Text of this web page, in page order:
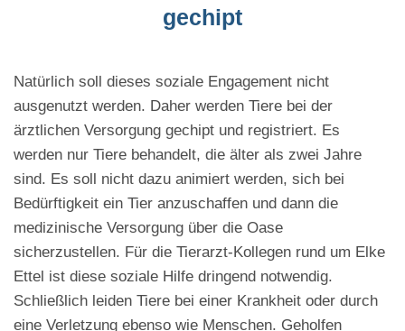
gechipt
Natürlich soll dieses soziale Engagement nicht
ausgenutzt werden. Daher werden Tiere bei der
ärztlichen Versorgung gechipt und registriert. Es
werden nur Tiere behandelt, die älter als zwei Jahre
sind. Es soll nicht dazu animiert werden, sich bei
Bedürftigkeit ein Tier anzuschaffen und dann die
medizinische Versorgung über die Oase
sicherzustellen. Für die Tierarzt-Kollegen rund um Elke
Ettel ist diese soziale Hilfe dringend notwendig.
Schließlich leiden Tiere bei einer Krankheit oder durch
eine Verletzung ebenso wie Menschen. Geholfen